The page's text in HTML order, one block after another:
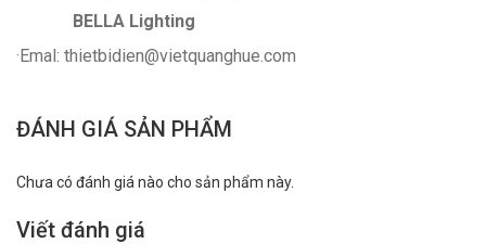
BELLA Lighting
·Emal: thietbidien@vietquanghue.com
ĐÁNH GIÁ SẢN PHẨM
Chưa có đánh giá nào cho sản phẩm này.
Viết đánh giá